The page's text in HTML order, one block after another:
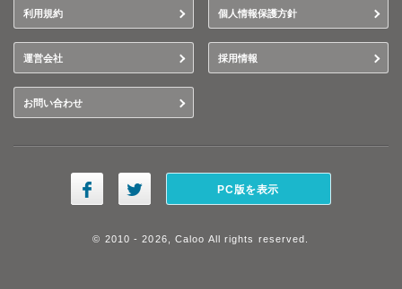
利用規約 個人情報保護方針
運営会社 採用情報
お問い合わせ
PC版を表示
© 2010 - 2026, Caloo All rights reserved.